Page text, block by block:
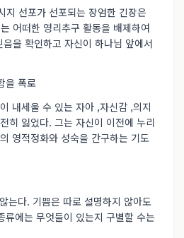
선포가 선포되는 장엄한 긴장은
어떠한 영리추구 활동을 배제하여
을 확인하고 자신이 하나님 앞에서
을 폭로
내세울 수 있는 자아 ,자신감 ,의지
히 잃었다. 그는 자신이 이전에 누리
영적정화와 성숙을 간구하는 기도
는다. 기쁨은 따로 설명하지 않아도
에는 무엇들이 있는지 구별할 수는